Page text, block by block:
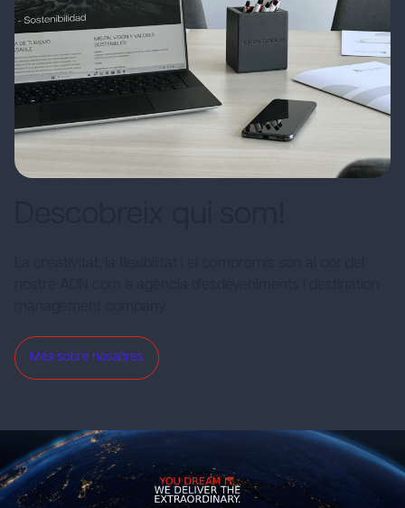
Més sobre nosaltres